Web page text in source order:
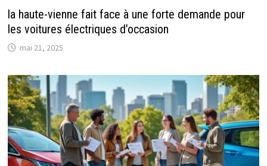
la haute-vienne fait face à une forte demande pour
les voitures électriques d’occasion
mai 21, 2025